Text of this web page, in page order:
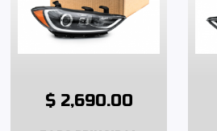
$ 2,690.00